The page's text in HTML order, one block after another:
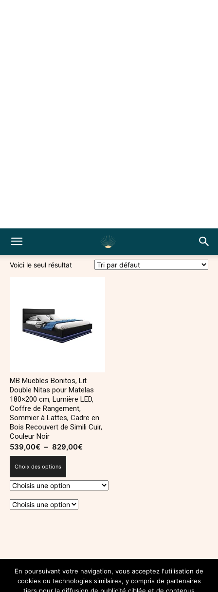
Voici le seul résultat
MB Muebles Bonitos, Lit
Double Nitas pour Matelas
180×200 cm, Lumière LED,
Coffre de Rangement,
Sommier à Lattes, Cadre en
Bois Recouvert de Simili Cuir,
Couleur Noir
539,00€ – 829,00€
539,00€
à
Choix des options
plusieurs
variations.
Les
@INSTAGRAM.COM/DECOROYALEBLOG
En poursuivant votre navigation, vous acceptez l'utilisation de
cookies ou technologies similaires, y compris de partenaires